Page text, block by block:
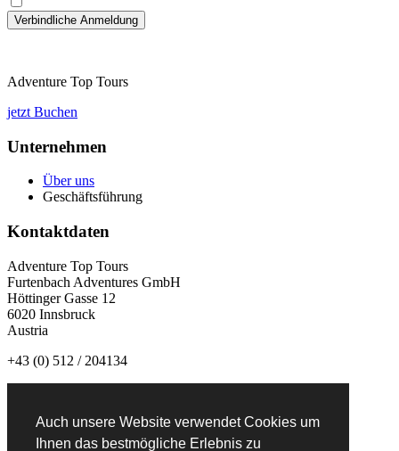
Auch unsere Website verwendet Cookies um
Ihnen das bestmögliche Erlebnis zu
Adventure Top Tours
jetzt Buchen
Unternehmen
Über uns
Geschäftsführung
Kontaktdaten
Adventure Top Tours
Furtenbach Adventures GmbH
Höttinger Gasse 12
6020 Innsbruck
Austria
+43 (0) 512 / 204134
Newsletteranmeldung: